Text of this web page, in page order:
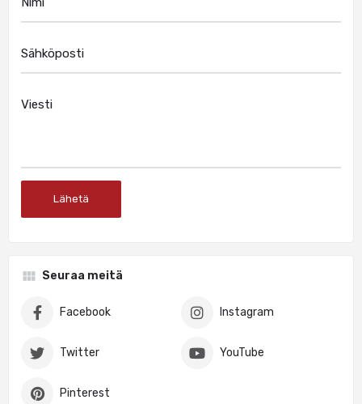
Seuraa meitä
Facebook Instagram
Twitter YouTube
Pinterest